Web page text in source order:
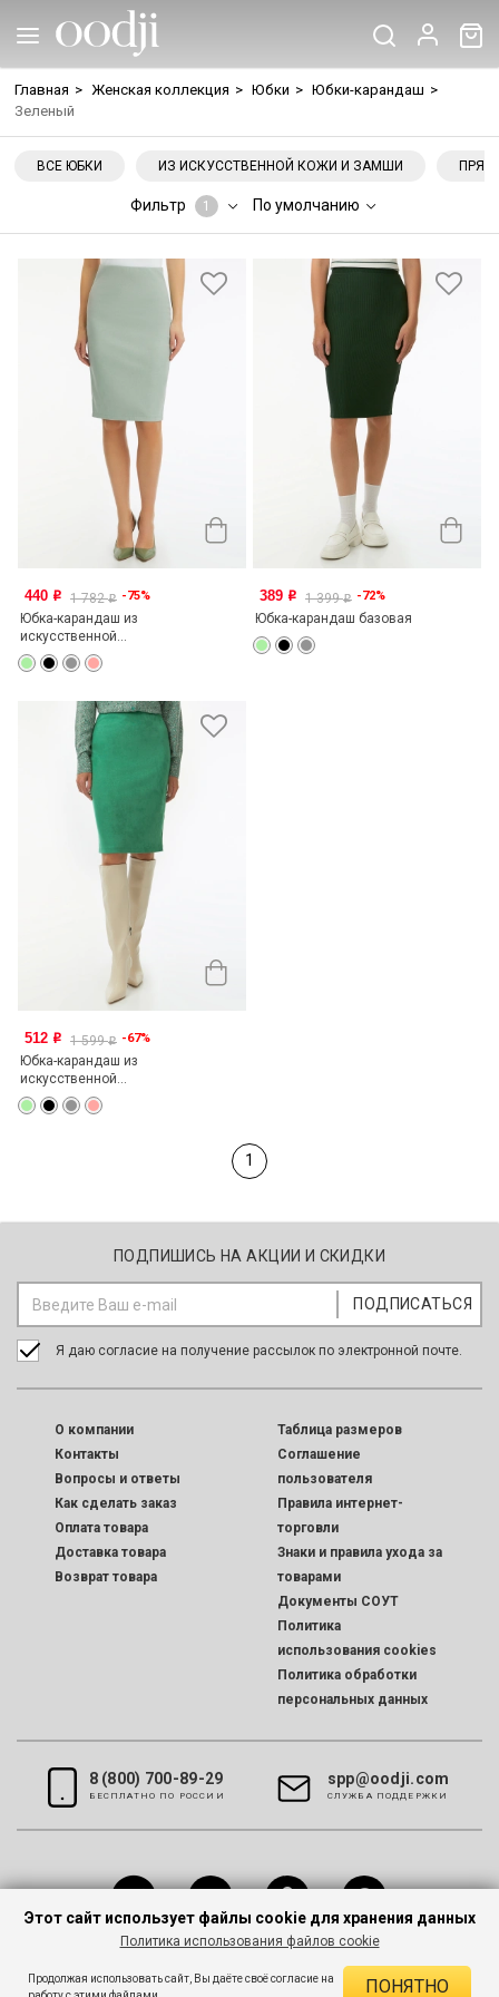
Главная > Женская коллекция > Юбки > Юбки-карандаш >
Зеленый
ВСЕ ЮБКИ ИЗ ИСКУССТВЕННОЙ КОЖИ И ЗАМШИ
Фильтр 1 По умолчанию
440 o 1 782o -75%
Юбка-карандаш из
искусственной...
389 o 1 399o -72%
Юбка-карандаш базовая
512 o 1 599o -67%
Юбка-карандаш из
искусственной...
1
ПОДПИШИСЬ НА АКЦИИ И СКИДКИ
Я даю согласие на получение рассылок по электронной почте.
O компании
Контакты
Вопросы и ответы
Как сделать заказ
Оплата товара
Доставка товара
Возврат товара
Таблица размеров
Соглашение
пользователя
Правила интернет-
торговли
Знаки и правила ухода за
товарами
Документы СОУТ
Политика
использования cookies
Политика обработки
персональных данных
8 (800) 700-89-29
БЕСПЛАТНО ПО РОССИИ
spp@oodji.com
CЛУЖБА ПОДДЕРЖКИ
Этот сайт использует файлы cookie для хранения данных
Политика использования файлов cookie
Продолжая использовать сайт, Вы даёте своё согласие на
ПОНЯТНО